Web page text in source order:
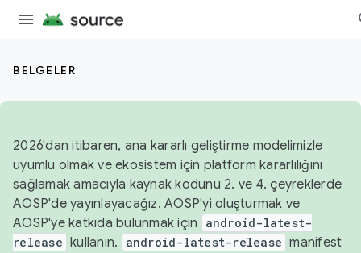
BELGELER
2026'dan itibaren, ana kararlı geliştirme modelimizle
uyumlu olmak ve ekosistem için platform kararlılığını
sağlamak amacıyla kaynak kodunu 2. ve 4. çeyreklerde
AOSP'de yayınlayacağız. AOSP'yi oluşturmak ve
AOSP'ye katkıda bulunmak için
android-latest-
release kullanın. android-latest-release manifest